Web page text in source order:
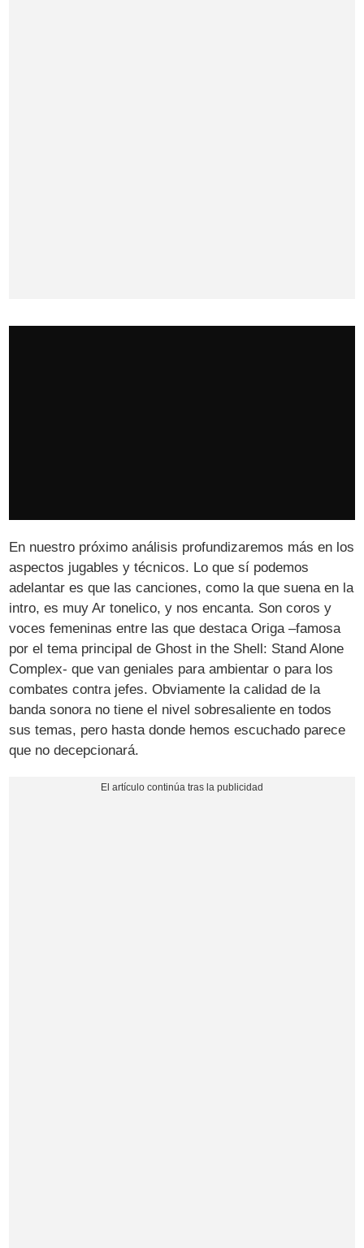
En nuestro próximo análisis profundizaremos más en los
aspectos jugables y técnicos. Lo que sí podemos
adelantar es que las canciones, como la que suena en la
intro, es muy Ar tonelico, y nos encanta. Son coros y
voces femeninas entre las que destaca Origa –famosa
por el tema principal de Ghost in the Shell: Stand Alone
Complex- que van geniales para ambientar o para los
combates contra jefes. Obviamente la calidad de la
banda sonora no tiene el nivel sobresaliente en todos
sus temas, pero hasta donde hemos escuchado parece
que no decepcionará.